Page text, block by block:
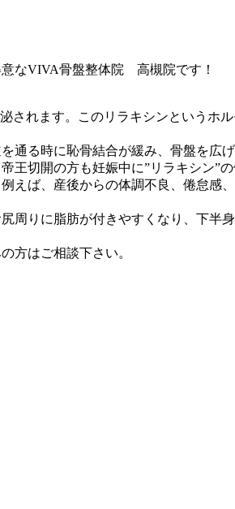
なVIVA骨盤整体院 高槻院です！
されます。このリラキシンというホ
通る時に恥骨結合が緩み、骨盤を広
切開の方も妊娠中に”リラキシン”
ば、産後からの体調不良、倦怠感
周りに脂肪が付きやすくなり、下半
方はご相談下さい。